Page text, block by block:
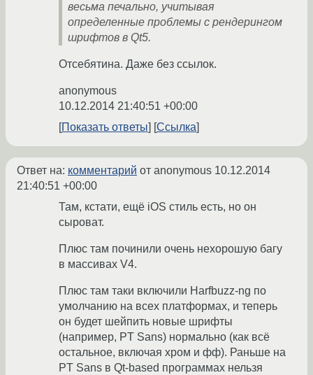
весьма печально, учитывая
определенные проблемы с рендерингом
шрифтов в Qt5.
Отсебятина. Даже без ссылок.
anonymous
10.12.2014 21:40:51 +00:00
Показать ответы
Ссылка
Ответ на: комментарий от anonymous 10.12.2014
21:40:51 +00:00
Там, кстати, ещё iOS стиль есть, но он
сыроват.
Плюс там починили очень нехорошую багу
в массивах V4.
Плюс там таки включили Harfbuzz-ng по
умолчанию на всех платформах, и теперь
он будет шейпить новые шрифты
(например, PT Sans) нормально (как всё
остальное, включая хром и фф). Раньше на
PT Sans в Qt-based программах нельзя